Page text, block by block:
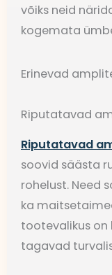
võiks neid
kogemata
Erinevad
Riputatavad
Riputatavad
soovid säästa
rohelust. Need
ka
tootevalikus on
tagavad